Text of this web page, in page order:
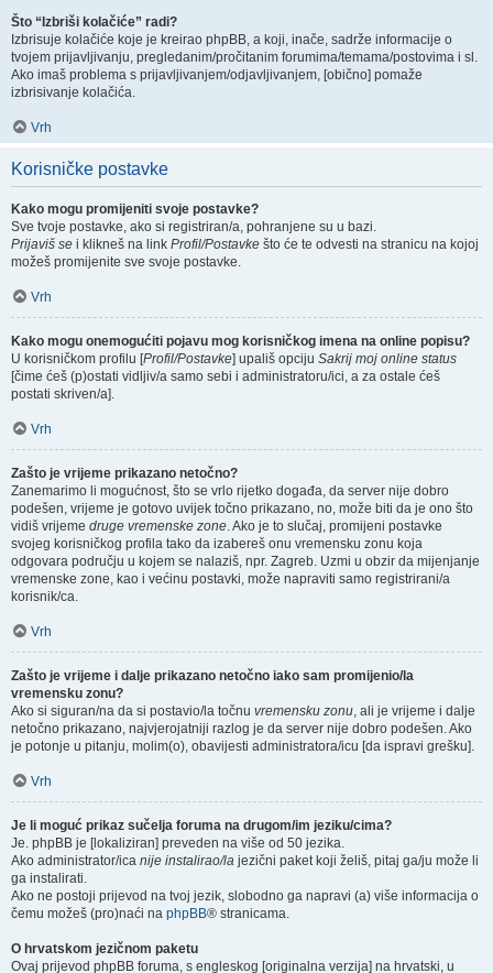
Što “Izbriši kolačiće” radi?
Izbrisuje kolačiće koje je kreirao phpBB, a koji, inače, sadrže informacije o
tvojem prijavljivanju, pregledanim/pročitanim forumima/temama/postovima i sl.
Ako imaš problema s prijavljivanjem/odjavljivanjem, [obično] pomaže
izbrisivanje kolačića.
Vrh
Korisničke postavke
Kako mogu promijeniti svoje postavke?
Sve tvoje postavke, ako si registriran/a, pohranjene su u bazi.
Prijaviš se i klikneš na link Profil/Postavke što će te odvesti na stranicu na kojoj
možeš promijenite sve svoje postavke.
Vrh
Kako mogu onemogućiti pojavu mog korisničkog imena na online popisu?
U korisničkom profilu [Profil/Postavke] upališ opciju Sakrij moj online status
[čime ćeš (p)ostati vidljiv/a samo sebi i administratoru/ici, a za ostale ćeš
postati skriven/a].
Vrh
Zašto je vrijeme prikazano netočno?
Zanemarimo li mogućnost, što se vrlo rijetko događa, da server nije dobro
podešen, vrijeme je gotovo uvijek točno prikazano, no, može biti da je ono što
vidiš vrijeme druge vremenske zone. Ako je to slučaj, promijeni postavke
svojeg korisničkog profila tako da izabereš onu vremensku zonu koja
odgovara području u kojem se nalaziš, npr. Zagreb. Uzmi u obzir da mijenjanje
vremenske zone, kao i većinu postavki, može napraviti samo registrirani/a
korisnik/ca.
Vrh
Zašto je vrijeme i dalje prikazano netočno iako sam promijenio/la
vremensku zonu?
Ako si siguran/na da si postavio/la točnu vremensku zonu, ali je vrijeme i dalje
netočno prikazano, najvjerojatniji razlog je da server nije dobro podešen. Ako
je potonje u pitanju, molim(o), obavijesti administratora/icu [da ispravi grešku].
Vrh
Je li moguć prikaz sučelja foruma na drugom/im jeziku/cima?
Je. phpBB je [lokaliziran] preveden na više od 50 jezika.
Ako administrator/ica nije instalirao/la jezični paket koji želiš, pitaj ga/ju može li
ga instalirati.
Ako ne postoji prijevod na tvoj jezik, slobodno ga napravi (a) više informacija o
čemu možeš (pro)naći na phpBB® stranicama.
O hrvatskom jezičnom paketu
Ovaj prijevod phpBB foruma, s engleskog [originalna verzija] na hrvatski, u